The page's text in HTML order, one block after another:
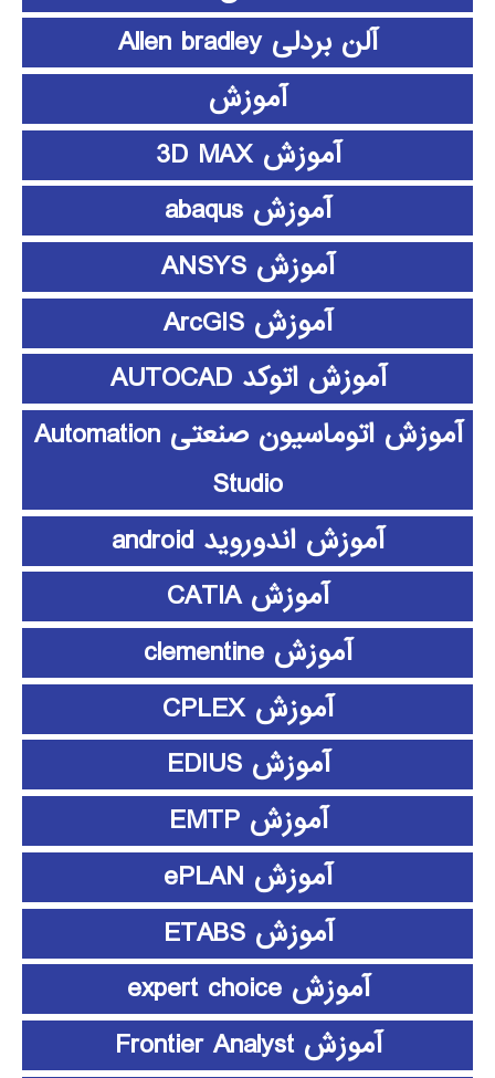
آلن بردلی Allen bradley
آموزش
آموزش 3D MAX
آموزش abaqus
آموزش ANSYS
آموزش ArcGIS
آموزش اتوکد AUTOCAD
آموزش اتوماسیون صنعتی Automation
Studio
آموزش اندوروید android
آموزش CATIA
آموزش clementine
آموزش CPLEX
آموزش EDIUS
آموزش EMTP
آموزش ePLAN
آموزش ETABS
آموزش expert choice
آموزش Frontier Analyst